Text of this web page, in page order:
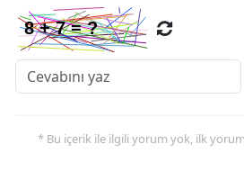
* Bu içerik ile ilgili yorum yok, ilk